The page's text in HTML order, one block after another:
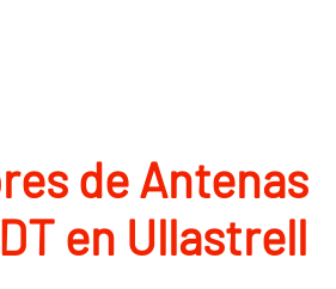
de Antenas
en Ullastrell